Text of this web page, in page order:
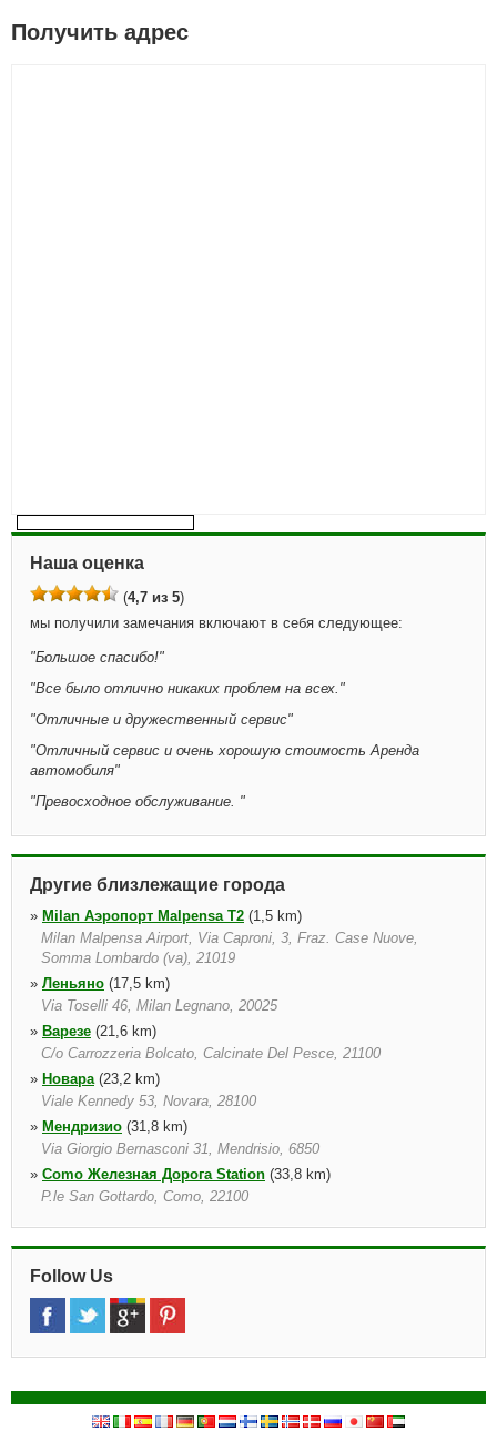
Получить адрес
Наша оценка
(4,7 из 5)
мы получили замечания включают в себя следующее:
"Большое спасибо!"
"Все было отлично никаких проблем на всех. "
"Отличные и дружественный сервис"
"Отличный сервис и очень хорошую стоимость Аренда
автомобиля"
"Превосходное обслуживание. "
Другие близлежащие города
» Milan Аэропорт Malpensa T2 (1,5 km)
Milan Malpensa Airport, Via Caproni, 3, Fraz. Case Nuove,
Somma Lombardo (va), 21019
» Леньяно (17,5 km)
Via Toselli 46, Milan Legnano, 20025
» Варезе (21,6 km)
C/o Carrozzeria Bolcato, Calcinate Del Pesce, 21100
» Новара(23,2 km)
Viale Kennedy 53, Novara, 28100
» Мендризио (31,8 km)
Via Giorgio Bernasconi 31, Mendrisio, 6850
» Como Железная Дорога Station (33,8 km)
P.le San Gottardo, Como, 22100
By " La Carburatecnica ", Como, 22100, Lombardia
»Meda(34,6 km)
Follow Us